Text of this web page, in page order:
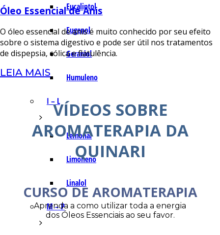
Eucaliptol
Eugenol
Geraniol
Humuleno
I – L
Lemonal
Limoneno
Linalol
M – P
Óleo Essencial de Anis
O óleo essencial de anis é muito conhecido por seu efeito
sobre o sistema digestivo e pode ser útil nos tratamentos
de dispepsia, cólica e flatulência.
LEIA MAIS
VÍDEOS SOBRE
AROMATERAPIA DA
QUINARI
CURSO DE AROMATERAPIA
Aprenda a como utilizar toda a energia
dos Óleos Essenciais ao seu favor.